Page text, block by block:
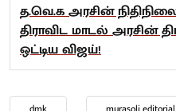
த.வெ.க அரசின்
திராவிட மாடல் அரசின்
ஒட்டிய விஜய்!